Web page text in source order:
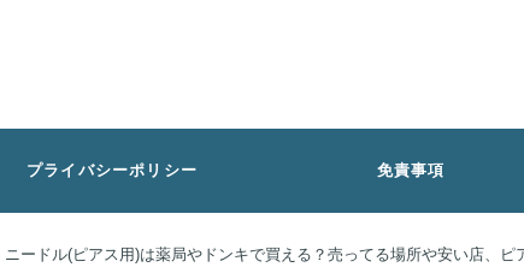
プライバシーポリシー 免責事項
ニードル(ピアス用)は薬局やドンキで買える？売ってる場所や安い店、ピ